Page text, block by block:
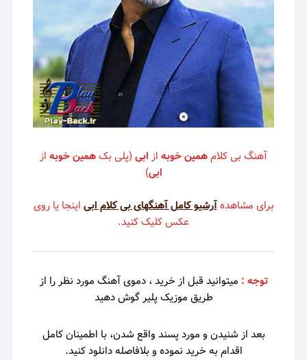
آهنگ بی کلامهمین خوبه از ابی(پلی بکهمین خوبه از
ابی)
برای مشاهدهآرشیو کامل آهنگهای بی کلام ابی اینجا یا روی
عکس کلیک کنید.
توجه : میتوانید قبل از خرید ، دمویآهنگ مورد نظر را از
طریق موزیک پلیر گوش دهید
بعد از شنیدن و مورد پسند واقع شدن، با اطمینان کامل
اقدام به خرید نموده و بلافاصله دانلود کنید.